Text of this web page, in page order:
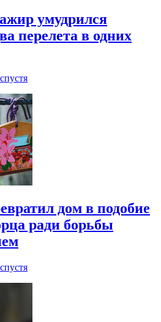
умудрился
перелета в одних
дом в подобие
ради борьбы